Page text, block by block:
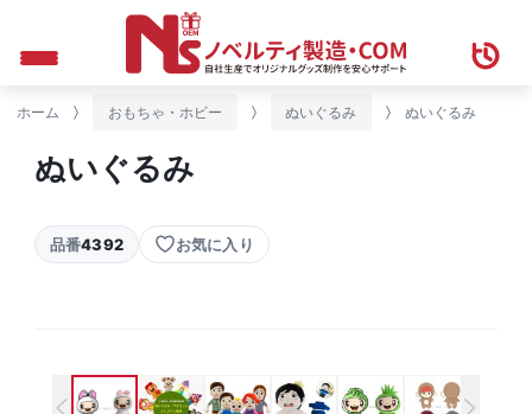
ホーム おもちゃ・ホビー ぬいぐるみ ぬいぐるみ
ぬいぐるみ
品番4392 お気に入り